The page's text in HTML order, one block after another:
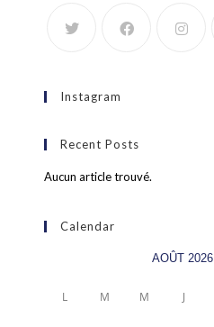
Instagram
Recent Posts
Aucun article trouvé.
Calendar
AOÛT 2026
L M M J